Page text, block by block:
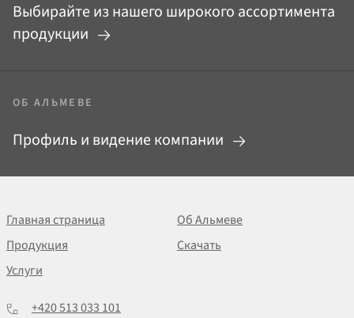
Выбирайте из нашего широкого ассортимента
продукции
ОБ АЛЬМЕВЕ
Профиль и видение компании
Главная страница
Об Альмеве
Продукция
Скачать
Услуги
+420 513 033 101